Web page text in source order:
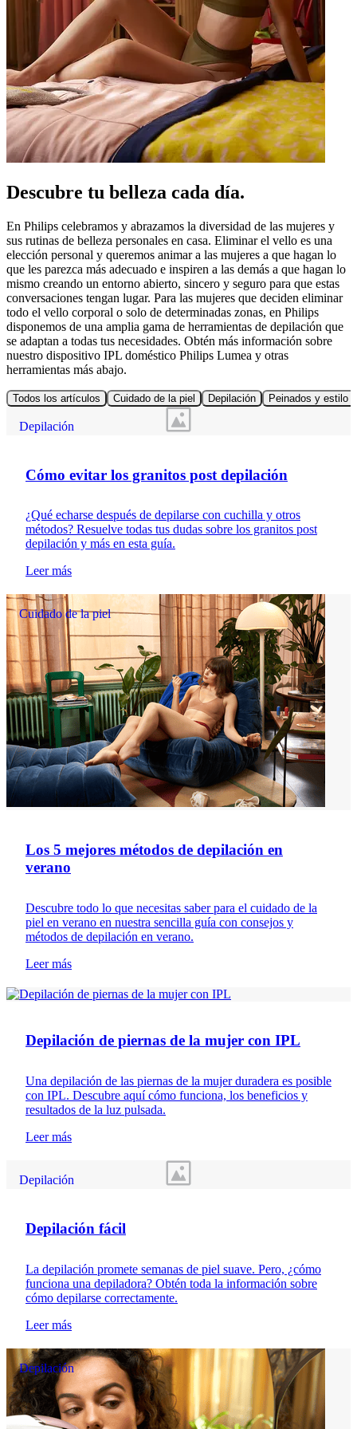
Descubre tu belleza cada día.
En Philips celebramos y abrazamos la diversidad de las mujeres y
sus rutinas de belleza personales en casa. Eliminar el vello es una
elección personal y queremos animar a las mujeres a que hagan lo
que les parezca más adecuado e inspiren a las demás a que hagan lo
mismo creando un entorno abierto, sincero y seguro para que estas
conversaciones tengan lugar. Para las mujeres que deciden eliminar
todo el vello corporal o solo de determinadas zonas, en Philips
disponemos de una amplia gama de herramientas de depilación que
se adaptan a todas tus necesidades. Obtén más información sobre
nuestro dispositivo IPL doméstico Philips Lumea y otras
herramientas más abajo.
Todos los artículos Cuidado de la piel Depilación Peinados y estilo
Depilación
Cómo evitar los granitos post depilación
¿Qué echarse después de depilarse con cuchilla y otros
métodos? Resuelve todas tus dudas sobre los granitos post
depilación y más en esta guía.
Leer más
Cuidado de la piel
Los 5 mejores métodos de depilación en
verano
Descubre todo lo que necesitas saber para el cuidado de la
piel en verano en nuestra sencilla guía con consejos y
métodos de depilación en verano.
Leer más
Depilación de piernas de la mujer con IPL
Una depilación de las piernas de la mujer duradera es posible
con IPL. Descubre aquí cómo funciona, los beneficios y
resultados de la luz pulsada.
Leer más
Depilación
Depilación fácil
La depilación promete semanas de piel suave. Pero, ¿cómo
funciona una depiladora? Obtén toda la información sobre
cómo depilarse correctamente.
Leer más
Depilación